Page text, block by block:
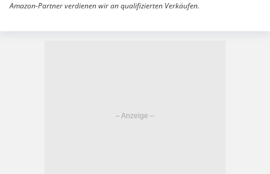
Amazon-Partner verdienen wir an qualifizierten Verkäufen.